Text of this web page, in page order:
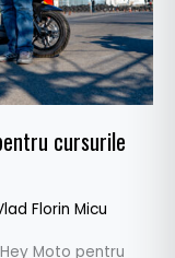
cursurile
Florin Micu
Moto pentru